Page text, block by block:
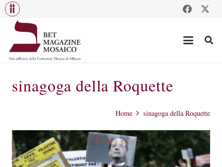
sinagoga della Roquette
Home sinagoga della Roquette